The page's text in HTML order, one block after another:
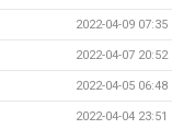
2022-04-09 07:35
2022-04-07 20:52
2022-04-05 06:48
2022-04-04 23:51